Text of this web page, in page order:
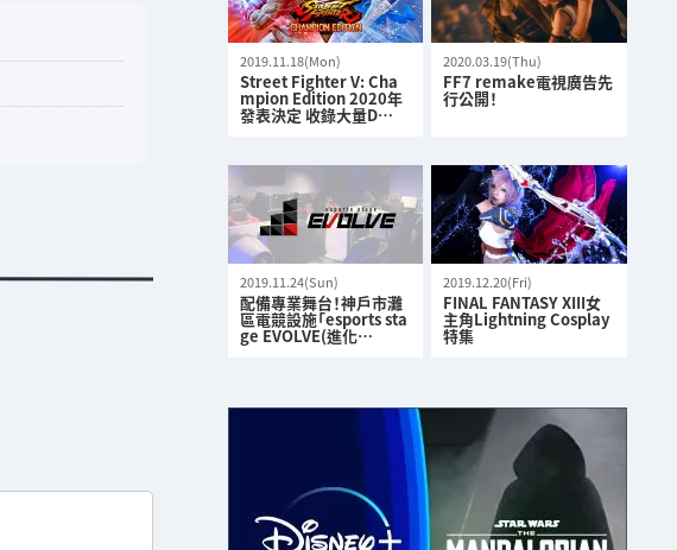
2019.11.18(Mon)
Street Fighter V: Cha
mpion Edition 2020年
發表決定 收錄大量D…
2020.03.19(Thu)
FF7 remake電視廣告先
行公開！
2019.11.24(Sun)
配備專業舞台！神戶市灘
區電競設施「esports sta
ge EVOLVE(進化…
2019.12.20(Fri)
FINAL FANTASY XIII女
主角Lightning Cosplay
特集